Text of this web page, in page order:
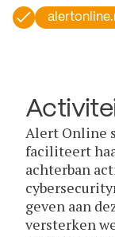
Alert Online
faciliteert
achterban
geven aan
versterken